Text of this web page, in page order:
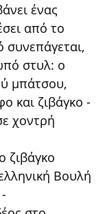
ένας
από το
συνεπάγεται,
στυλ: ο
μπάτσου,
και ζιβάγκο -
χοντρή
ζιβάγκο
Βουλή